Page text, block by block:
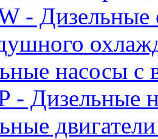
- Дизельные
насосы
- Дизельные